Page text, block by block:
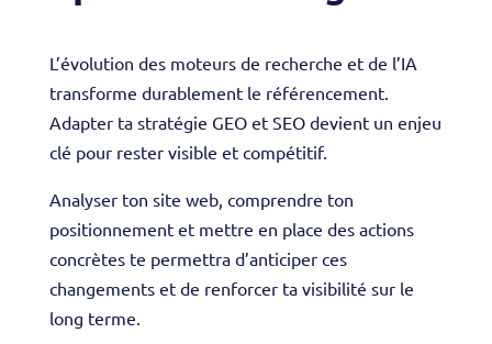
L’évolution des moteurs de recherche et de l’IA
transforme durablement le référencement.
Adapter ta stratégie GEO et SEO devient un enjeu
clé pour rester visible et compétitif.
Analyser ton site web, comprendre ton
positionnement et mettre en place des actions
concrètes te permettra d’anticiper ces
changements et de renforcer ta visibilité sur le
long terme.